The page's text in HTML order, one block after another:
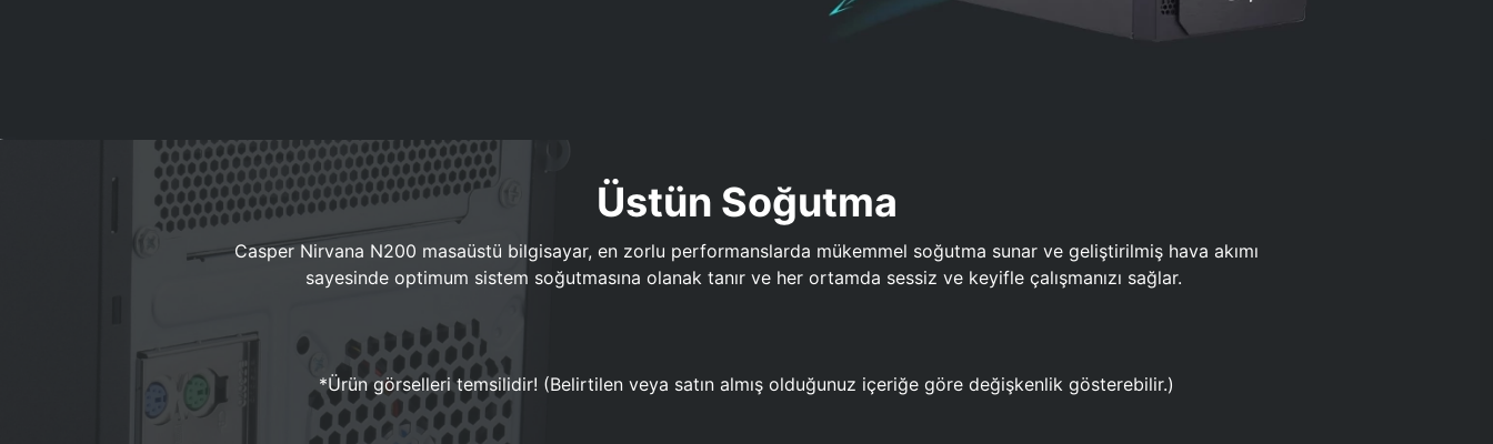
Üstün Soğutma
Casper Nirvana N200 masaüstü bilgisayar, en zorlu performanslarda mükemmel soğutma sunar ve geliştirilmiş hava akımı
sayesinde optimum sistem soğutmasına olanak tanır ve her ortamda sessiz ve keyifle çalışmanızı sağlar.
*Ürün görselleri temsilidir! (Belirtilen veya satın almış olduğunuz içeriğe göre değişkenlik gösterebilir.)